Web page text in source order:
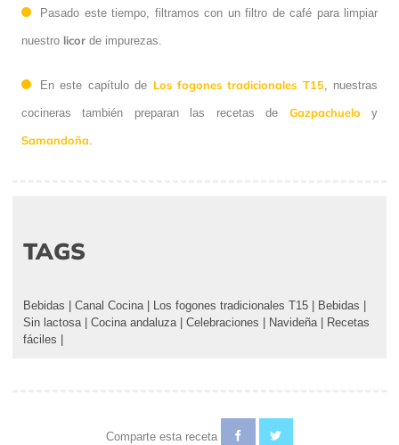
Pasado este tiempo, filtramos con un filtro de café para limpiar
nuestro licor de impurezas.
En este capítulo de Los fogones tradicionales T15, nuestras
cocineras también preparan las recetas de Gazpachuelo y
Samandoña.
TAGS
Bebidas Canal Cocina| Los fogones tradicionales T15 Bebidas
Sin lactosa| Cocina andaluza| Celebraciones Navideña|
Recetas
fáciles
Comparte esta receta